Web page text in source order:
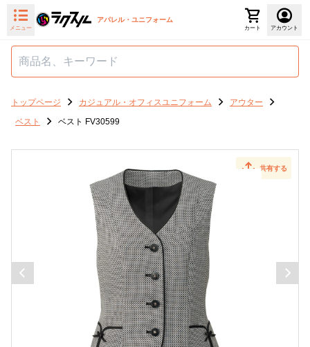
メニュー
アパレル・ユニフォーム
カート アカウント
トップページ カジュアル・オフィスユニフォーム
アウター
ベスト
ベスト FV30599
共有する